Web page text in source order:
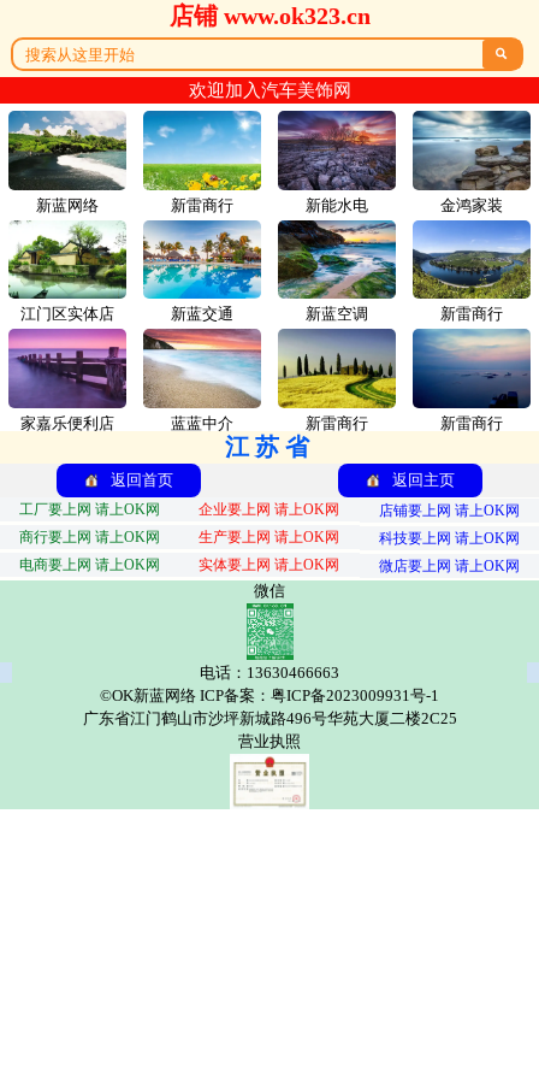
店铺 www.ok323.cn

欢迎加入汽车美饰网
新蓝网络 新雷商行
江门区实体店 新蓝交通
家嘉乐便利店 蓝蓝中介
新能水电 金鸿家装
新蓝空调 新雷商行
新雷商行 新雷商行
江苏省
返回首页 返回主页
工厂要上网 请上OK网 企业要上网 请上OK网
店铺要上网 请上OK网
商行要上网 请上OK网
生产要上网 请上OK网
科技要上网 请上OK网
电商要上网 请上OK网
实体要上网 请上OK网 微店要上网 请上OK网
微信
电话：13630466663
©OK新蓝网络 ICP备案：粤ICP备2023009931号-1
广东省江门鹤山市沙坪新城路496号华苑大厦二楼2C25
营业执照